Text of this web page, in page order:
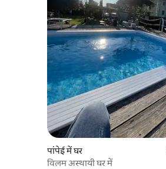
पांपेई में घर
विलम अस्थायी घर में